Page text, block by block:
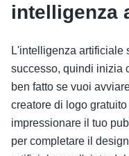
intelligenza
L'intelligenza artificiale
successo, quindi inizia
ben fatto se vuoi
creatore di logo
impressionare il tuo
per completare il